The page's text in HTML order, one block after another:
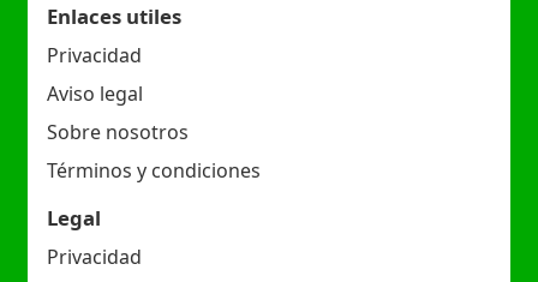
Enlaces utiles
Privacidad
Aviso legal
Sobre nosotros
Términos y condiciones
Legal
Privacidad